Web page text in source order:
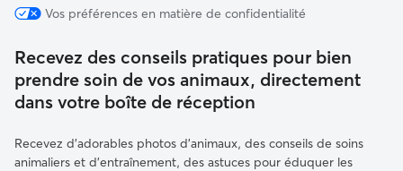
Vos préférences en matière de confidentialité
Recevez des conseils pratiques pour bien
prendre soin de vos animaux, directement
dans votre boîte de réception
Recevez d'adorables photos d'animaux, des conseils de soins
animaliers et d'entraînement, des astuces pour éduquer les